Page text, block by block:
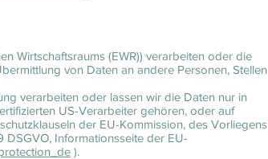
Wirtschaftsraums (EWR)) verarbeiten oder die
von Daten an andere Personen, Stellen
verarbeiten oder lassen wir die Daten nur in
US-Verarbeiter gehören, oder auf
der EU-Kommission, des Vorliegens
Informationsseite der EU-
).